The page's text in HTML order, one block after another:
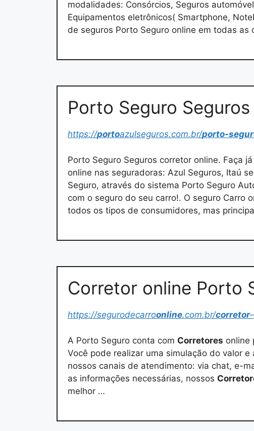
modalidades: Consórcios, Seguros
Equipamentos eletrônicos( Smartphone,
de seguros Porto Seguro online em todas
Porto Seguro
https://portoazulseguros.com.br/porto-
Porto Seguro Seguros corretor online. Faça
online nas seguradoras: Azul Seguros, Itaú
Seguro, através do sistema Porto Seguro
com o seguro do seu carro!. O seguro Carro
todos os tipos de consumidores, mas
Corretor online Porto
https://segurodecarroonline.com.br/corretor–
A Porto Seguro conta com Corretores online
Você pode realizar uma simulação do valor
nossos canais de atendimento: via chat, e-
as informações necessárias, nossos
melhor …